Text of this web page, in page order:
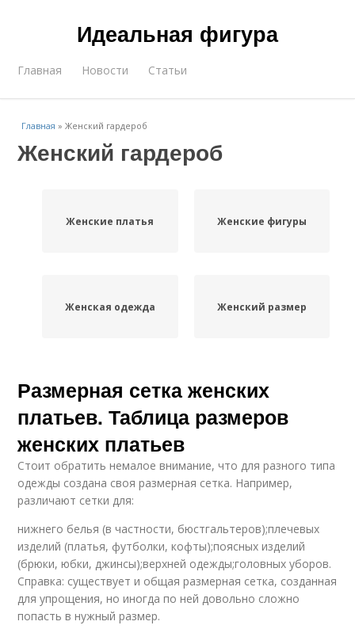
Идеальная фигура
Главная Новости Статьи
Главная »Женский гардероб
Женский гардероб
Женские платья Женские фигуры
Женская одежда Женский размер
Размерная сетка женских
платьев. Таблица размеров
женских платьев
Стоит обратить немалое внимание, что для разного типа
одежды создана своя размерная сетка. Например,
различают сетки для:
нижнего белья (в частности, бюстгальтеров);плечевых
изделий (платья, футболки, кофты);поясных изделий
(брюки, юбки, джинсы);верхней одежды;головных уборов.
Справка: существует и общая размерная сетка, созданная
для упрощения, но иногда по ней довольно сложно
попасть в нужный размер.